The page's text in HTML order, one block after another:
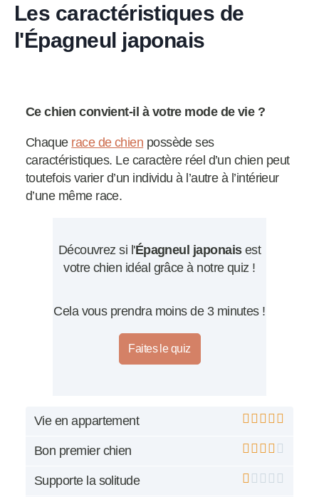
Les caractéristiques de
l'Épagneul japonais
Ce chien convient-il à votre mode de vie ?
Chaque race de chien possède ses
caractéristiques. Le caractère réel d’un chien peut
toutefois varier d’un individu à l’autre à l’intérieur
d’une même race.
Découvrez si l'Épagneul japonaisest
votre chien idéal grâce à notre quiz !
Cela vous prendra moins de 3 minutes !
Faites le quiz
Vie en appartement
Bon premier chien
Supporte la solitude